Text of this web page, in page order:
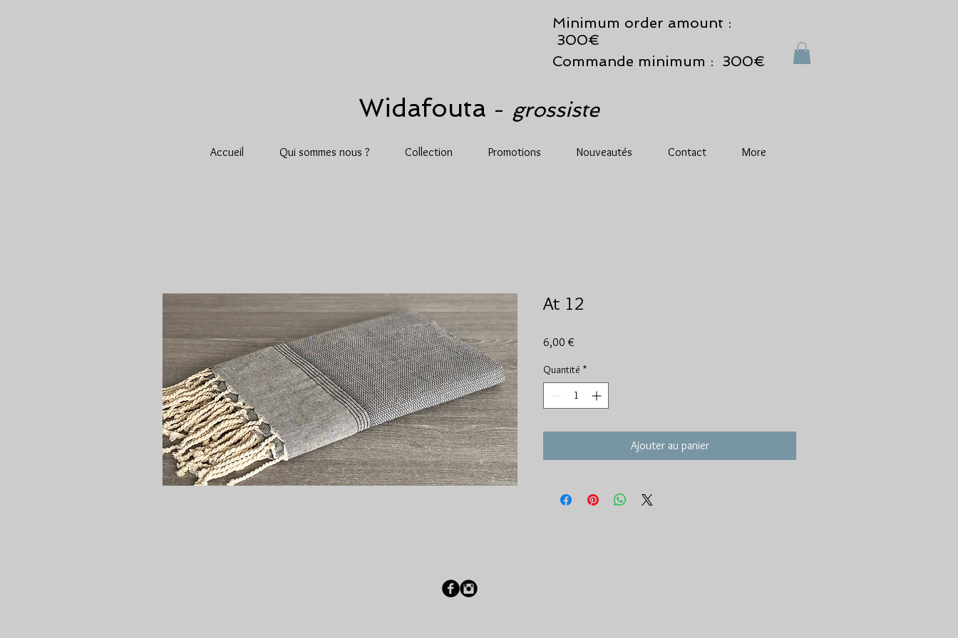
Minimum order amount :
300€
Commande minimum : 300€
Widafouta - grossiste
Accueil Qui sommes nous ? Collection Promotions Nouveautés Contact More
At 12
6,00 €
Quantité *
Ajouter au panier